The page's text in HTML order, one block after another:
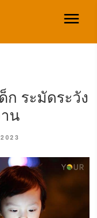
ก ระมัดระวัง
น